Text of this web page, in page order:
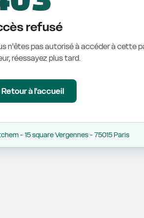
refusé
n'êtes pas autorisé à accéder à cette
réessayez plus tard.
Retour à l'accueil
- 15 square Vergennes - 75015 Paris